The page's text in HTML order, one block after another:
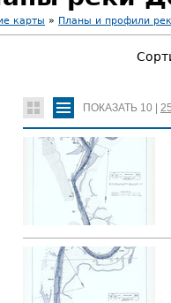
карты » Планы и профили
ПОКАЗАТЬ 10